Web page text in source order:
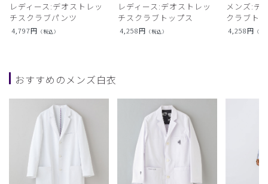
レディース:デオストレッ
チスクラブパンツ
4,797円 （税込）
レディース:デオストレッ
チスクラブトップス
4,258円 （税込）
メンズ:デ
クラブト
4,258円 （税
おすすめのメンズ白衣